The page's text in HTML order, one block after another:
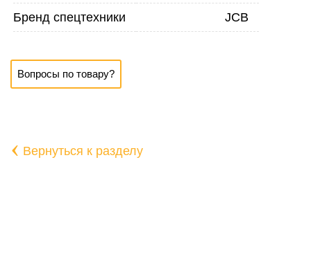
Бренд спецтехники JCB
Вопросы по товару?
‹ Вернуться к разделу